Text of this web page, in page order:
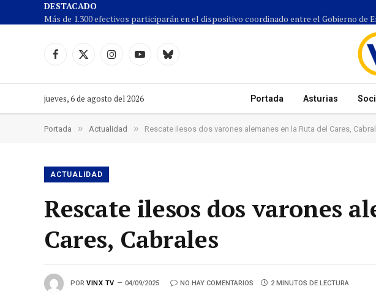
DESTACADO
Facebook
X
InstagramYouTubeCielo
jueves, 6 de agosto del 2026 Portada Asturias
Portada » Actualidad » Rescate ilesos dos varones alemanes en la Ruta del Cares,
ACTUALIDAD
Rescate ilesos dos varones
Cares, Cabrales
POR VINX TV 04/09/2025 NO HAY COMENTARIOS 2 MINUTOS DE LECTURA